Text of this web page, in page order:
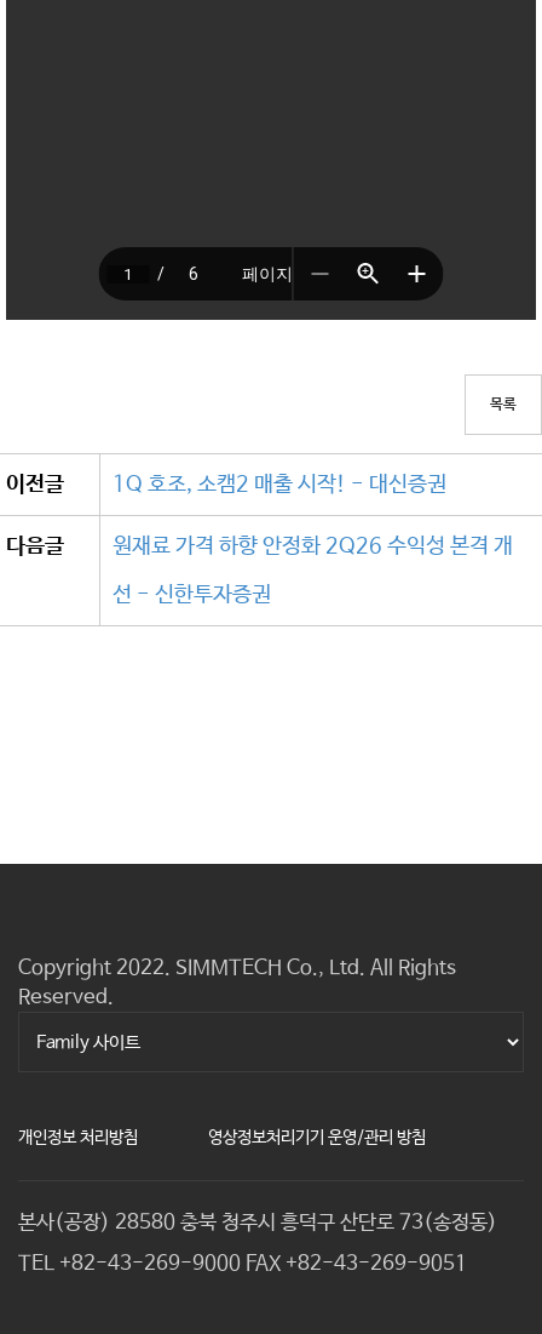
목록
이전글 1Q 호조, 소캠2 매출 시작! - 대신증권
다음글
원재료 가격 하향 안정화 2Q26 수익성 본격 개
선 - 신한투자증권
개인정보 처리방침 영상정보처리기기 운영/관리 방침
본사(공장) 28580 충북 청주시 흥덕구 산단로 73(송정동)
TEL +82-43-269-9000 FAX +82-43-269-9051
Copyright 2022. SIMMTECH Co., Ltd. All Rights
Reserved.